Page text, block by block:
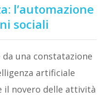
l’automazione
sociali
una constatazione
artificiale
il novero delle attività